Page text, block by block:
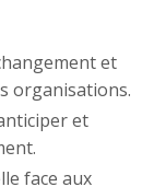
et
organisations.
et
face aux